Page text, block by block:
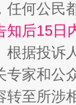
任何公民
知后15日
根据投诉
专家和公
转至所涉